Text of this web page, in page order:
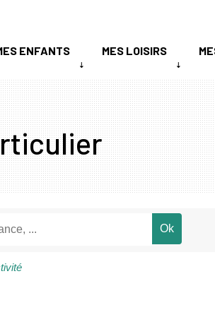
ENFANTS MES LOISIRS